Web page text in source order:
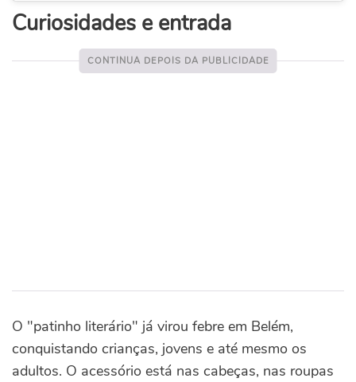
Curiosidades e entrada
O "patinho literário" já virou febre em Belém,
conquistando crianças, jovens e até mesmo os
adultos. O acessório está nas cabeças, nas roupas